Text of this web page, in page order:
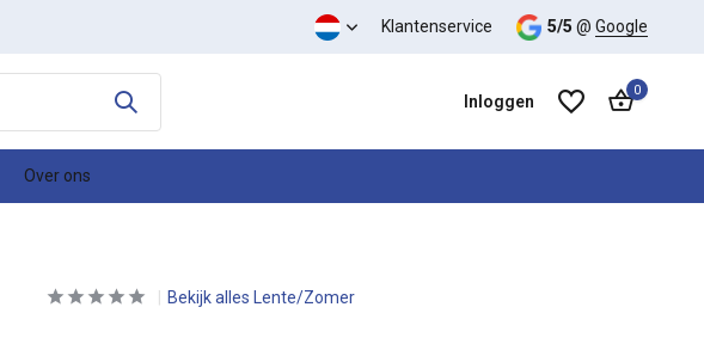
prijs kwaliteit verhouding Klantenservice 5/5 @ Google
Inloggen
0
Over ons
Bekijk alles Lente/Zomer